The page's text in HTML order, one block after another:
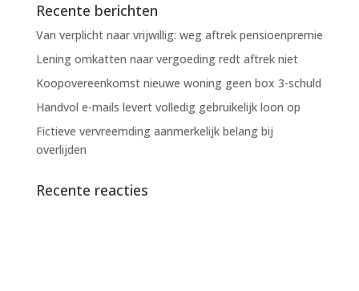
Recente berichten
Van verplicht naar vrijwillig: weg aftrek pensioenpremie
Lening omkatten naar vergoeding redt aftrek niet
Koopovereenkomst nieuwe woning geen box 3-schuld
Handvol e-mails levert volledig gebruikelijk loon op
Fictieve vervreemding aanmerkelijk belang bij
overlijden
Recente reacties